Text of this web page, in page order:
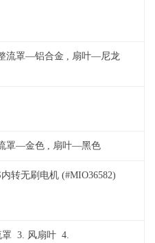
流罩—铝合金 , 扇叶—尼龙
罩—金色 , 扇叶—黑色
转无刷电机 (#MIO36582)
罩 3. 风扇叶 4.